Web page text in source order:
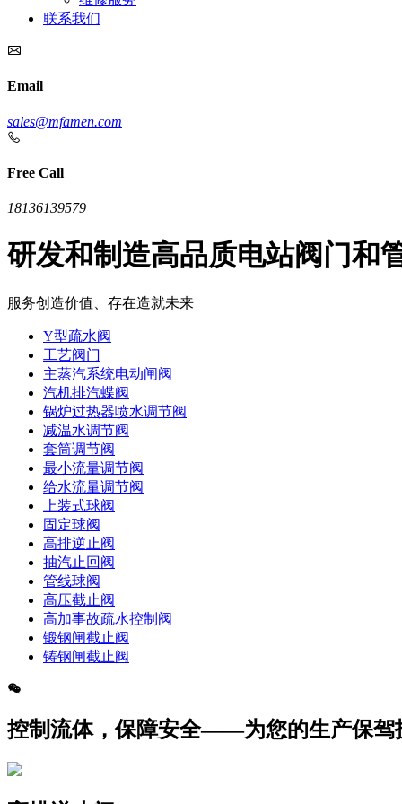
联系我们
Email
sales@mfamen.com
Free Call
18136139579
研发和制造高品质电站阀门和
服务创造价值、存在造就未来
Y型疏水阀
工艺阀门
主蒸汽系统电动闸阀
汽机排汽蝶阀
锅炉过热器喷水调节阀
减温水调节阀
套筒调节阀
最小流量调节阀
给水流量调节阀
上装式球阀
固定球阀
高排逆止阀
抽汽止回阀
管线球阀
高压截止阀
高加事故疏水控制阀
锻钢闸截止阀
铸钢闸截止阀
控制流体，保障安全——为您的生产保驾